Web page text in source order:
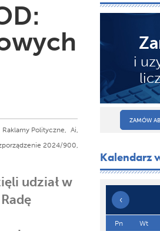
Raklamy Polityczne, Ai,
2024/900,
udział w
i
ZAMÓW
Kalendarz
‹
Pn Wt